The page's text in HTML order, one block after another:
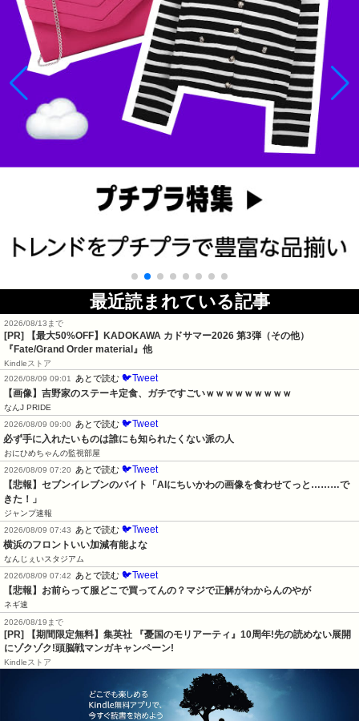
最近読まれている記事
2026/08/13まで
[PR]
【最大50%OFF】KADOKAWA カドサマー2026 第3弾（その他）
『Fate/Grand Order material』他
Kindleストア
2026/08/09 09:01 あとで読む 🐦Tweet
【画像】吉野家のステーキ定食、ガチですごいｗｗｗｗｗｗｗｗｗ
なんJ PRIDE
2026/08/09 09:00 あとで読む 🐦Tweet
必ず手に入れたいものは誰にも知られたくない派の人
おにひめちゃんの監視部屋
2026/08/09 07:20 あとで読む 🐦Tweet
【悲報】セブンイレブンのバイト「AIにちいかわの画像を食わせてっと………で
きた！」
ジャンプ速報
2026/08/09 07:43 あとで読む 🐦Tweet
横浜のフロントいい加減有能よな
なんじぇいスタジアム
2026/08/09 07:42 あとで読む 🐦Tweet
【悲報】お前らって服どこで買ってんの？マジで正解がわからんのやが
ネギ速
2026/08/19まで
[PR] 【期間限定無料】集英社 『憂国のモリアーティ』10周年!先の読めない展開
にゾクゾク!頭脳戦マンガキャンペーン!
Kindleストア